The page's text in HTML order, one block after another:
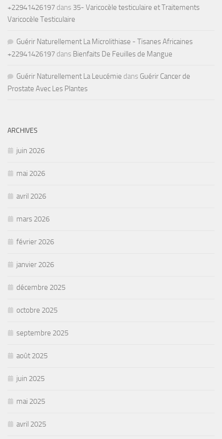
+22941426197 dans 35- Varicocèle testiculaire et Traitements
Varicocèle Testiculaire
Guérir Naturellement La Microlithiase - Tisanes Africaines
+22941426197 dans Bienfaits De Feuilles de Mangue
Guérir Naturellement La Leucémie dans Guérir Cancer de
Prostate Avec Les Plantes
ARCHIVES
juin 2026
mai 2026
avril 2026
mars 2026
février 2026
janvier 2026
décembre 2025
octobre 2025
septembre 2025
août 2025
juin 2025
mai 2025
avril 2025